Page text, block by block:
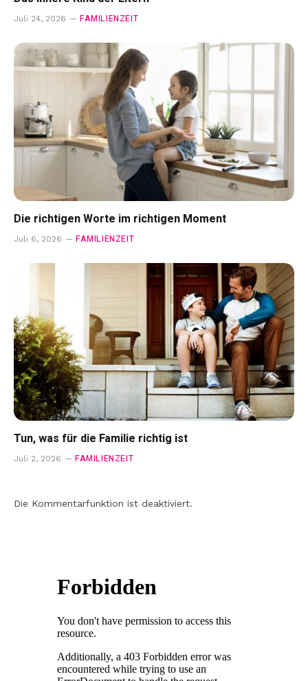
Juli 24, 2026 FAMILIENZEIT
Die richtigen Worte im richtigen Moment
Juli 6, 2026 FAMILIENZEIT
Tun, was für die Familie richtig ist
Juli 2, 2026 FAMILIENZEIT
Die Kommentarfunktion ist deaktiviert.